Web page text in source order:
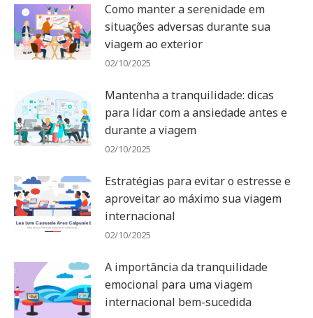
Como manter a serenidade em
situações adversas durante sua
viagem ao exterior
02/10/2025
Mantenha a tranquilidade: dicas
para lidar com a ansiedade antes e
durante a viagem
02/10/2025
Estratégias para evitar o estresse e
aproveitar ao máximo sua viagem
internacional
02/10/2025
A importância da tranquilidade
emocional para uma viagem
internacional bem-sucedida